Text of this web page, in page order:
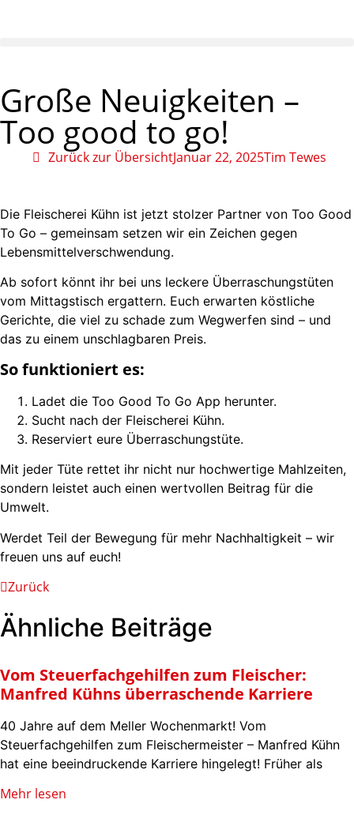
Große Neuigkeiten –
Too good to go!
Zurück zur ÜbersichtJanuar 22, 2025Tim Tewes
Die Fleischerei Kühn ist jetzt stolzer Partner von Too Good
To Go – gemeinsam setzen wir ein Zeichen gegen
Lebensmittelverschwendung.
Ab sofort könnt ihr bei uns leckere Überraschungstüten
vom Mittagstisch ergattern. Euch erwarten köstliche
Gerichte, die viel zu schade zum Wegwerfen sind – und
das zu einem unschlagbaren Preis.
So funktioniert es:
Ladet die Too Good To Go App herunter.
Sucht nach der Fleischerei Kühn.
Reserviert eure Überraschungstüte.
Mit jeder Tüte rettet ihr nicht nur hochwertige Mahlzeiten,
sondern leistet auch einen wertvollen Beitrag für die
Umwelt.
Werdet Teil der Bewegung für mehr Nachhaltigkeit – wir
freuen uns auf euch!
Zurück
Ähnliche Beiträge
Vom Steuerfachgehilfen zum Fleischer:
Manfred Kühns überraschende Karriere
40 Jahre auf dem Meller Wochenmarkt! Vom
Steuerfachgehilfen zum Fleischermeister – Manfred Kühn
hat eine beeindruckende Karriere hingelegt! Früher als
Mehr lesen